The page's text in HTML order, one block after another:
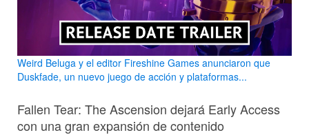
Weird Beluga y el editor Fireshine Games anunciaron que
Duskfade, un nuevo juego de acción y plataformas...
Fallen Tear: The Ascension dejará Early Access
con una gran expansión de contenido